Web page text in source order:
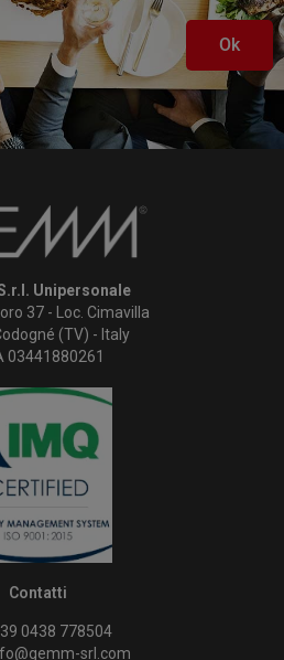
Ok
Unipersonale
37 - Loc. Cimavilla
(TV) - Italy
03441880261
Contatti
0438 778504
srl.com